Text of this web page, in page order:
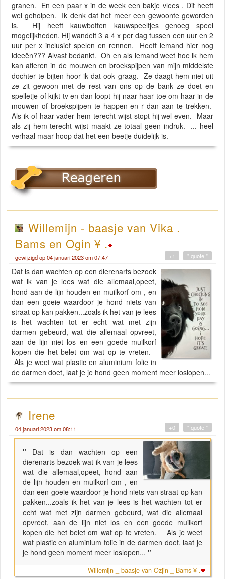
granen. En een paar x in de week een bakje vlees . Dit heeft
wel geholpen. Ik denk dat het meer een gewoonte geworden
is. Hij heeft kauwbotten kauwspeeltjes genoeg speel
mogelijkheden. Hij wandelt 3 a 4 x per dag tussen een uur en 2
uur per x inclusief spelen en rennen. Heeft iemand hier nog
ideeën??? Alvast bedankt. Oh en als iemand weet hoe ik hem
kan afleren in de mouwen en broekspijpen van mijn middelste
dochter te bijten hoor ik dat ook graag. Ze daagt hem niet uit
ze zit gewoon met de rest van ons op de bank ze doet en
spelletje of kijkt tv en dan loopt hij naar haar toe om haar in de
mouwen of broekspijpen te happen en r dan aan te trekken.
Als ik of haar vader hem terecht wijst stopt hij wel even. Maar
als zij hem terecht wijst maakt ze totaal geen indruk. ... heel
verhaal maar hoop dat het een beetje duidelijk is.
Willemijn - baasje van Vika .
Bams en Ogin ¥ .
gewijzigd op 04 januari 2023 om 07:47 " quote "
+1
Dat is dan wachten op een dierenarts bezoek
wat ik van je lees wat die allemaal,opeet,
hond aan de lijn houden en muilkorf om , en
dan een goeie waardoor je hond niets van
straat op kan pakken...zoals ik het van je lees
is het wachten tot er echt wat met zijn
darmen gebeurd, wat die allemaal opvreet,
aan de lijn niet los en een goede muilkorf
kopen die het belet om wat op te vreten.
Als je weet wat plastic en aluminium folie in
de darmen doet, laat je je hond geen moment meer loslopen...
Irene
04 januari 2023 om 08:11 " quote "
+0
" Dat is dan wachten op een
dierenarts bezoek wat ik van je lees
wat die allemaal,opeet, hond aan
de lijn houden en muilkorf om , en
dan een goeie waardoor je hond niets van straat op kan
pakken...zoals ik het van je lees is het wachten tot er
echt wat met zijn darmen gebeurd, wat die allemaal
opvreet, aan de lijn niet los en een goede muilkorf
kopen die het belet om wat op te vreten. Als je weet
wat plastic en aluminium folie in de darmen doet, laat je
je hond geen moment meer loslopen... "
Willemijn _ baasje van Ozjin _ Bams ¥ .